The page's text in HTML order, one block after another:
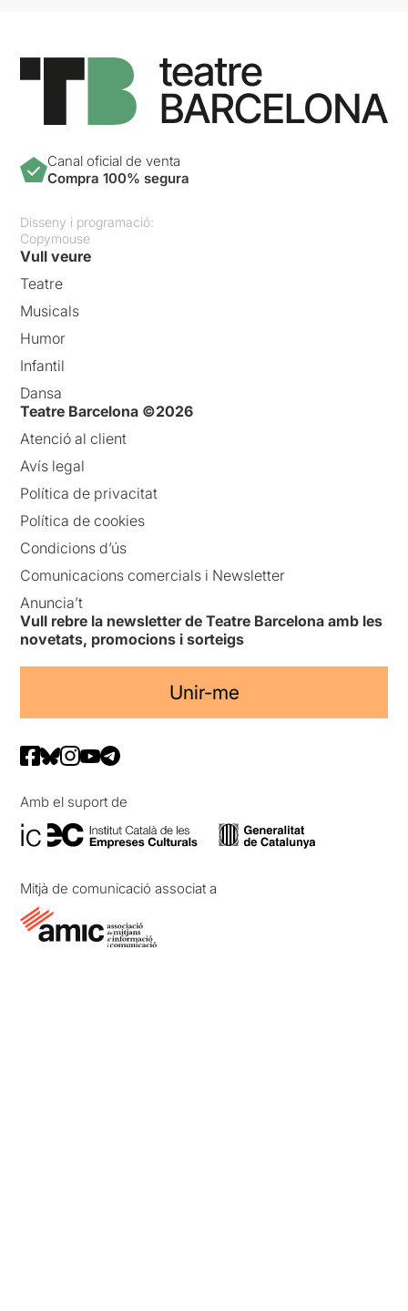
Canal oficial de venta
Compra 100% segura
Disseny i programació:
Copymouse
Vull veure
Teatre
Musicals
Humor
Infantil
Dansa
Teatre Barcelona ©2026
Atenció al client
Avís legal
Política de privacitat
Política de cookies
Condicions d’ús
Comunicacions comercials i Newsletter
Anuncia’t
Vull rebre la newsletter de Teatre Barcelona amb les
novetats, promocions i sorteigs
Unir-me
Amb el suport de
Mitjà de comunicació associat a